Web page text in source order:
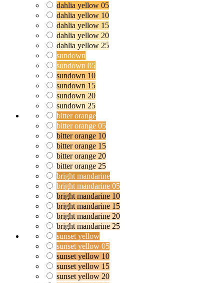
dahlia yellow 05
dahlia yellow 10
dahlia yellow 15
dahlia yellow 20
dahlia yellow 25
sundown
sundown 05
sundown 10
sundown 15
sundown 20
sundown 25
bitter orange
bitter orange 05
bitter orange 10
bitter orange 15
bitter orange 20
bitter orange 25
bright mandarine
bright mandarine 05
bright mandarine 10
bright mandarine 15
bright mandarine 20
bright mandarine 25
sunset yellow
sunset yellow 05
sunset yellow 10
sunset yellow 15
sunset yellow 20